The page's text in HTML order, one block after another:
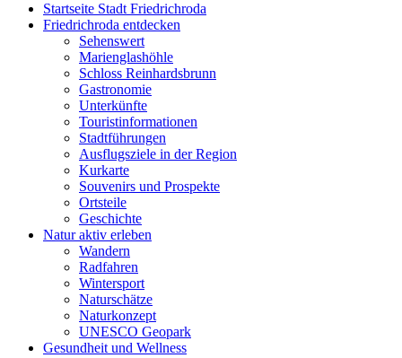
Startseite Stadt Friedrichroda
Friedrichroda entdecken
Sehenswert
Marienglashöhle
Schloss Reinhardsbrunn
Gastronomie
Unterkünfte
Touristinformationen
Stadtführungen
Ausflugsziele in der Region
Kurkarte
Souvenirs und Prospekte
Ortsteile
Geschichte
Natur aktiv erleben
Wandern
Radfahren
Wintersport
Naturschätze
Naturkonzept
UNESCO Geopark
Gesundheit und Wellness